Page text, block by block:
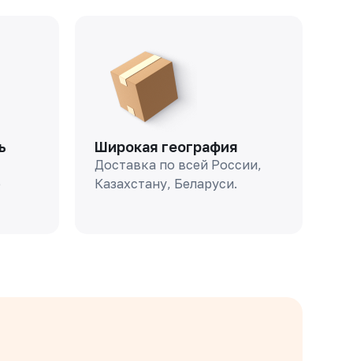
Широкая география
Доставка по всей России,
Казахстану, Беларуси.